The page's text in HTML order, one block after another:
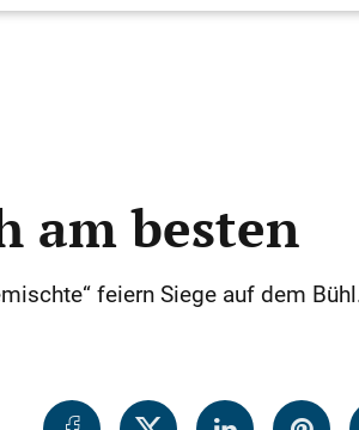
am besten
feiern Siege auf dem